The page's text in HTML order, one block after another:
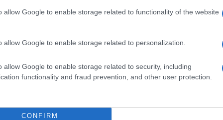
allow Google to enable storage related to functionality of the website
allow Google to enable storage related to personalization.
allow Google to enable storage related to security, including
functionality and fraud prevention, and other user protection.
CONFIRM